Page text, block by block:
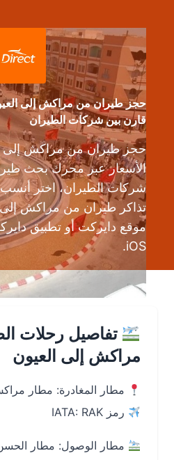
قارن بين شركات الطيران
حجز طيران من مراكش إلى
الأسعار عبر محرك بحث طيران
شركات الطيران، اختر أنسب
تذاكر طيران من مراكش إلى
تفاصيل رحلات
مراكش إلى العيون
مطار المغادرة: مطار مراكش
رمز IATA: RAK
مطار الوصول: مطار الحسن